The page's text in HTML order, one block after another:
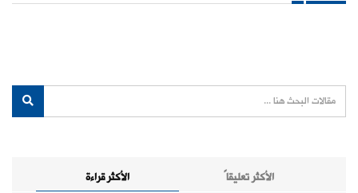
الأكثر قراءة الأكثر تعليقاً